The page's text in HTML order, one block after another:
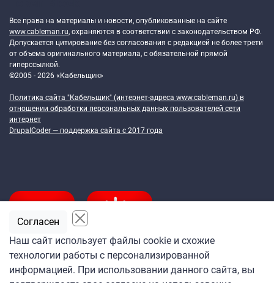
Все права на материалы и новости, опубликованные на сайте
www.cableman.ru, охраняются в соответствии с законодательством РФ.
Допускается цитирование без согласования с редакцией не более трети
от объема оригинального материала, с обязательной прямой
гиперссылкой.
©2005 - 2026 «Кабельщик»
Политика сайта "Кабельщик" (интернет-адреса www.cableman.ru) в
отношении обработки персональных данных пользователей сети
интернет
DrupalCoder — поддержка сайта c 2017 года
Подпишитесь
Наш сайт использует файлы cookie и схожие
технологии работы с персонализированной
информацией. При использовании данного сайта, вы
Согласен